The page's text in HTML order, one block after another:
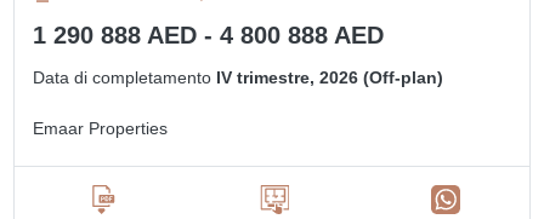
1 290 888 AED - 4 800 888 AED
Data di completamento IV trimestre, 2026 (Off-plan)
Emaar Properties